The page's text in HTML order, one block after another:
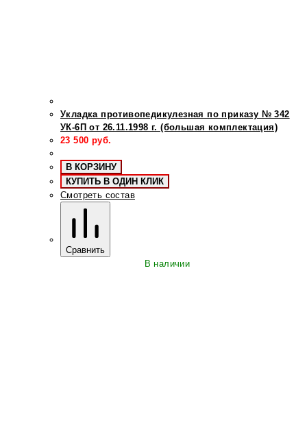
Укладка противопедикулезная по приказу № 342
УК-6П от 26.11.1998 г. (большая комплектация)
23 500 руб.
В КОРЗИНУ
КУПИТЬ В ОДИН КЛИК
Смотреть состав
Сравнить
В наличии